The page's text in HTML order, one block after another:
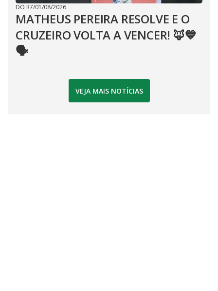
DO R7/01/08/2026
MATHEUS PEREIRA RESOLVE E O
CRUZEIRO VOLTA A VENCER! 🦊💙
🗣
VEJA MAIS NOTÍCIAS